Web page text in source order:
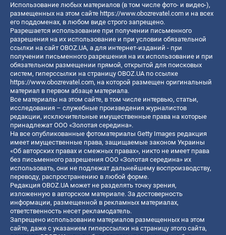
Использование любых материалов (в том числе фото- и видео-),
размещенных на этом сайте https://www.obozrevatel.com и на всех
его поддоменах, в любом виде строго запрещено.
Разрешается использование при получении письменного
разрешения на их использование и при условии обязательной
ссылки на сайт OBOZ.UA, а для интернет-изданий - при
получении письменного разрешения на их использование и при
обязательном размещении прямой, открытой для поисковых
систем, гиперссылки на страницу OBOZ.UA по ссылке
https://www.obozrevatel.com, на которой размещен оригинальный
материал в первом абзаце материала.
Все материалы на этом сайте, в том числе интервью, статьи,
исследования – служебные произведения журналистов
редакции, исключительные имущественные права на которые
принадлежат ООО «Золотая середина».
На все опубликованные фотоматериалы Getty Images редакция
имеет имущественные права, защищаемые законом Украины
«Об авторских правах и смежных правах», никто не имеет права
без письменного разрешения ООО «Золотая середина» их
использовать, они не подлежат дальнейшему воспроизводству,
переводу, распространению в любой форме.
Редакция OBOZ.UA может не разделять точку зрения,
изложенную в авторском материале. За достоверность
информации, размещенной в рекламных материалах,
ответственность несет рекламодатель.
Запрещено использование материалов размещенных на этом
сайте, даже с указанием гиперссылки на страницу этого сайта,